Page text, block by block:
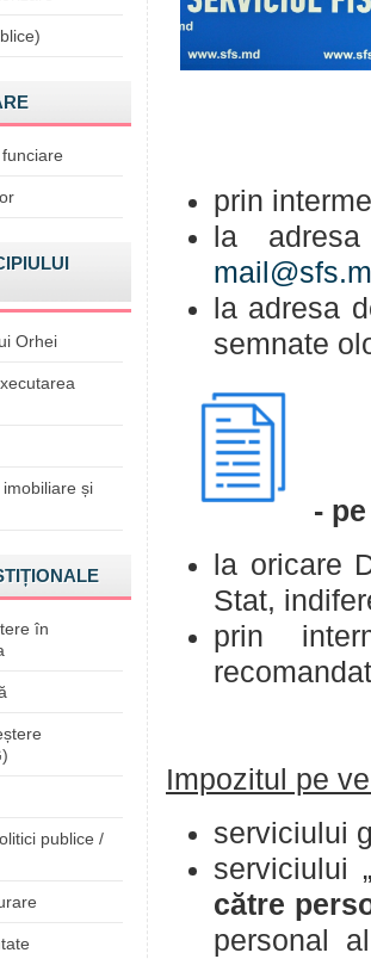
Orhei
și
în
publice /
prin
la
la adresa
semnate
-
la oricare
Stat,
prin
Impozitul pe
serviciului
serviciului „
către
personal